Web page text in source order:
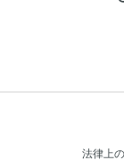
法律上の